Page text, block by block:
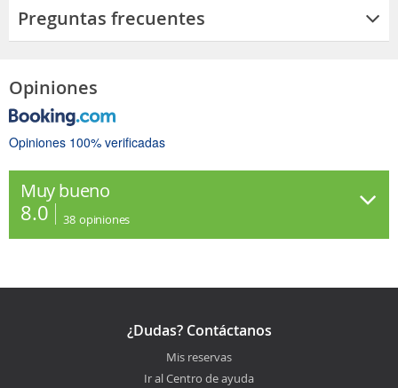
Preguntas frecuentes
Opiniones
Opiniones 100% verificadas
Muy bueno
8.0 38 opiniones
¿Dudas? Contáctanos
Mis reservas
Ir al Centro de ayuda